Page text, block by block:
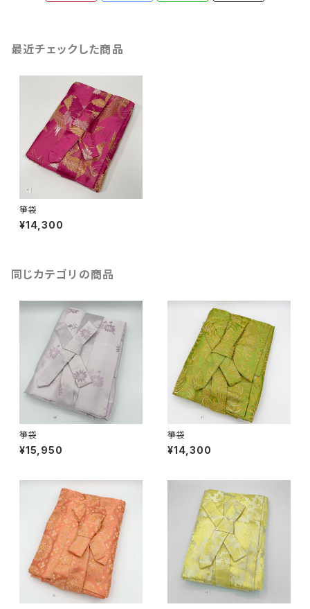
最近チェックした商品
箏袋
¥14,300
同じカテゴリの商品
箏袋
¥15,950
箏袋
¥14,300